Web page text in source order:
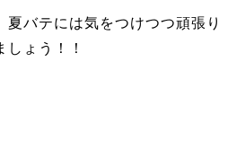
夏バテには気をつけつつ頑張り
しょう！！